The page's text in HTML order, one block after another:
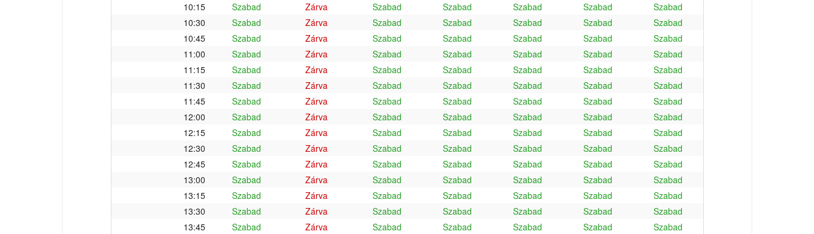
10:15
Szabad Zárva Szabad Szabad Szabad Szabad
Szabad
10:30
Szabad Zárva Szabad Szabad Szabad Szabad
Szabad
10:45
Szabad Zárva Szabad Szabad Szabad Szabad
Szabad
11:00
Szabad Zárva Szabad Szabad Szabad Szabad
Szabad
11:15
Szabad Zárva Szabad Szabad Szabad Szabad
Szabad
11:30
Szabad Zárva Szabad Szabad Szabad Szabad
Szabad
11:45
Szabad Zárva Szabad Szabad Szabad Szabad
Szabad
12:00
Szabad Zárva Szabad Szabad Szabad Szabad
Szabad
12:15
Szabad Zárva Szabad Szabad Szabad Szabad
Szabad
12:30
Szabad Zárva Szabad Szabad Szabad Szabad
Szabad
12:45
Szabad Zárva Szabad Szabad Szabad Szabad
Szabad
13:00
Szabad Zárva Szabad Szabad Szabad Szabad
Szabad
13:15
Szabad Zárva Szabad Szabad Szabad Szabad
Szabad
13:30
Szabad Zárva Szabad Szabad Szabad Szabad
Szabad
13:45
Szabad Zárva Szabad Szabad Szabad Szabad Szabad